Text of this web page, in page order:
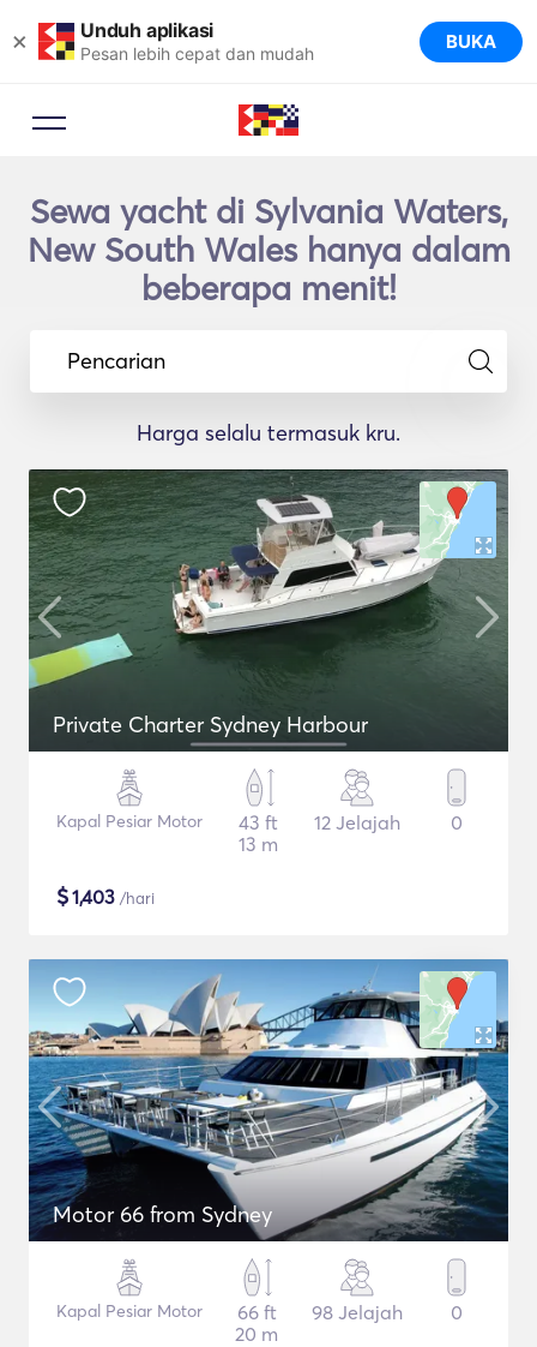
× Unduh aplikasi
Pesan lebih cepat dan mudah BUKA
Sewa yacht di Sylvania Waters,
New South Wales hanya dalam
beberapa menit!
Pencarian
Harga selalu termasuk kru.
Private Charter Sydney Harbour
Kapal Pesiar Motor
43 ft
13 m
12 Jelajah 0
$1,403 /hari
Motor 66 from Sydney
Kapal Pesiar Motor
66 ft
20 m
98 Jelajah 0